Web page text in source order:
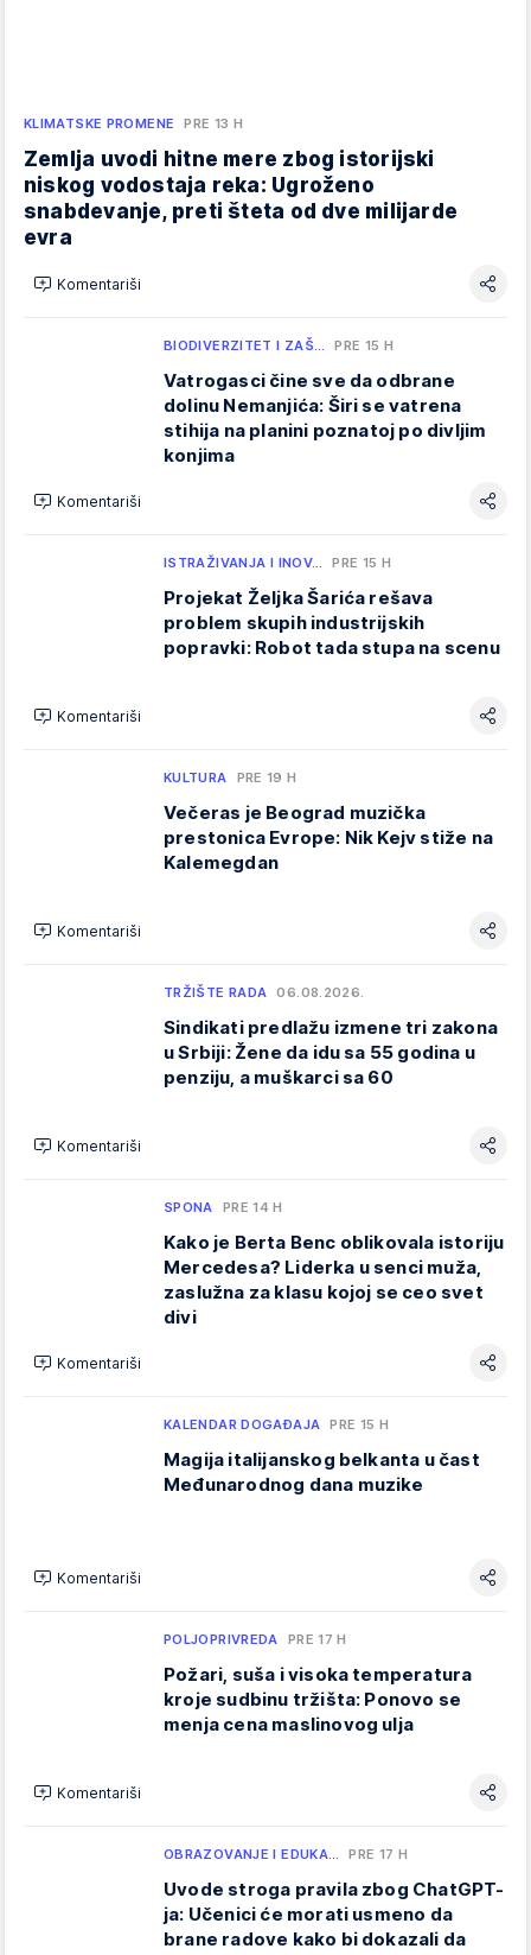
KLIMATSKE PROMENE PRE 13 H
Zemlja uvodi hitne mere zbog istorijski
niskog vodostaja reka: Ugroženo
snabdevanje, preti šteta od dve milijarde
evra
Komentariši
BIODIVERZITET I ZAŠ… PRE 15 H
Vatrogasci čine sve da odbrane
dolinu Nemanjića: Širi se vatrena
stihija na planini poznatoj po divljim
konjima
Komentariši
ISTRAŽIVANJA I INOV… PRE 15 H
Projekat Željka Šarića rešava
problem skupih industrijskih
popravki: Robot tada stupa na scenu
Komentariši
KULTURA PRE 19 H
Večeras je Beograd muzička
prestonica Evrope: Nik Kejv stiže na
Kalemegdan
Komentariši
TRŽIŠTE RADA 06.08.2026.
Sindikati predlažu izmene tri zakona
u Srbiji: Žene da idu sa 55 godina u
penziju, a muškarci sa 60
Komentariši
SPONA PRE 14 H
Kako je Berta Benc oblikovala istoriju
Mercedesa? Liderka u senci muža,
zaslužna za klasu kojoj se ceo svet
divi
Komentariši
KALENDAR DOGAĐAJA PRE 15 H
Magija italijanskog belkanta u čast
Međunarodnog dana muzike
Komentariši
POLJOPRIVREDA PRE 17 H
Požari, suša i visoka temperatura
kroje sudbinu tržišta: Ponovo se
menja cena maslinovog ulja
Komentariši
OBRAZOVANJE I EDUKA… PRE 17 H
Uvode stroga pravila zbog ChatGPT-
ja: Učenici će morati usmeno da
brane radove kako bi dokazali da